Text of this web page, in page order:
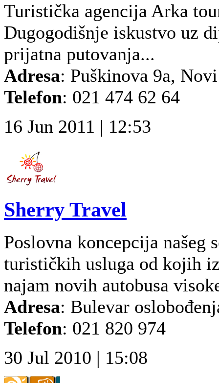
Turistička agencija Arka
Dugogodišnje iskustvo uz
prijatna putovanja...
Adresa: Puškinova 9a,
Telefon: 021 474 62 64
16 Jun 2011 | 12:53
Sherry Travel
Poslovna koncepcija našeg
turističkih usluga od kojih
najam novih autobusa
Adresa: Bulevar
Telefon: 021 820 974
30 Jul 2010 | 15:08